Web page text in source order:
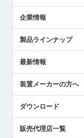
企業情報
ごあいさつ
受賞履歴
採用情報
国/地域/言語
製品ラインナップ
ツールセッタ製品
エアマイクロセンサ製品
最新情報
メトロールの技術
社員ブログ
中小企業のBCP地震対策
装置メーカーの方へ
ダウンロード
販売代理店一覧